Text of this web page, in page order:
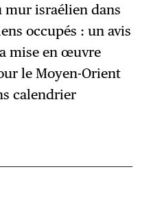
mur israélien dans
occupés : un avis
mise en œuvre
le Moyen-Orient
calendrier